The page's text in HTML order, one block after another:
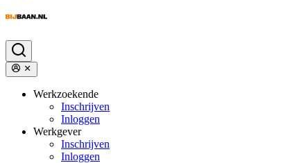
Werkzoekende
Inschrijven
Inloggen
Werkgever
Inschrijven
Inloggen